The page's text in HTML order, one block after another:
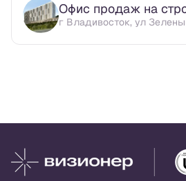
Офис продаж на
г Владивосток, ул